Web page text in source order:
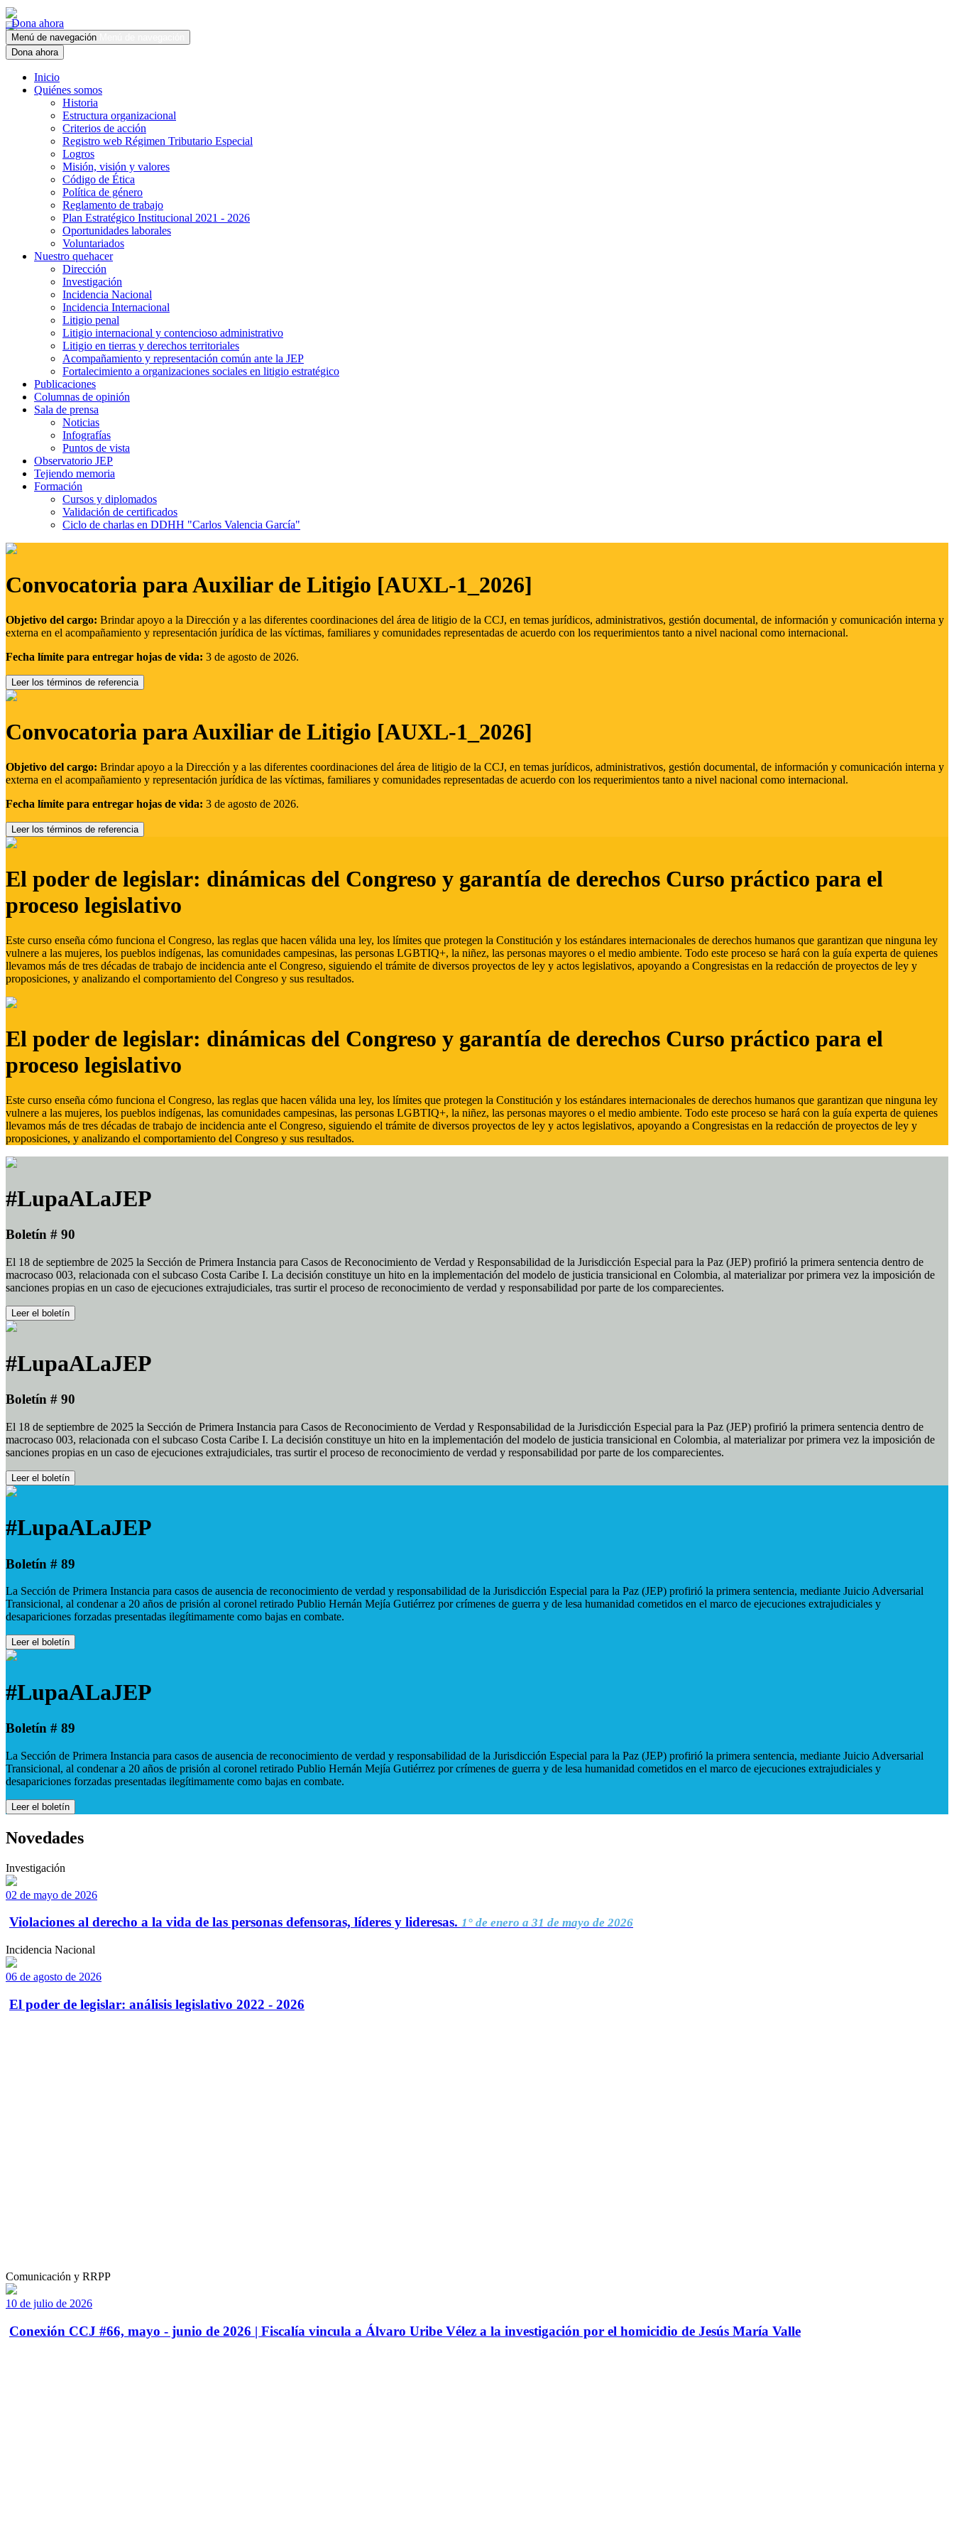
Dona ahora
Menú de navegación
Dona ahora
Inicio
Quiénes somos
Historia
Estructura organizacional
Criterios de acción
Registro web Régimen Tributario Especial
Logros
Misión, visión y valores
Código de Ética
Política de género
Reglamento de trabajo
Plan Estratégico Institucional 2021 - 2026
Oportunidades laborales
Voluntariados
Nuestro quehacer
Dirección
Investigación
Incidencia Nacional
Incidencia Internacional
Litigio penal
Litigio internacional y contencioso administrativo
Litigio en tierras y derechos territoriales
Acompañamiento y representación común ante la JEP
Fortalecimiento a organizaciones sociales en litigio estratégico
Publicaciones
Columnas de opinión
Sala de prensa
Noticias
Infografías
Puntos de vista
Observatorio JEP
Tejiendo memoria
Formación
Cursos y diplomados
Validación de certificados
Ciclo de charlas en DDHH "Carlos Valencia García"
Convocatoria para Auxiliar de Litigio [AUXL-1_2026]
Objetivo del cargo: Brindar apoyo a la Dirección y a las diferentes coordinaciones del área de litigio de la CCJ, en temas jurídicos, administrativos, gestión documental, de información y comunicación interna y
externa en el acompañamiento y representación jurídica de las víctimas, familiares y comunidades representadas de acuerdo con los requerimientos tanto a nivel nacional como internacional.
Fecha límite para entregar hojas de vida: 3 de agosto de 2026.
Leer los términos de referencia
Convocatoria para Auxiliar de Litigio [AUXL-1_2026]
Objetivo del cargo: Brindar apoyo a la Dirección y a las diferentes coordinaciones del área de litigio de la CCJ, en temas jurídicos, administrativos, gestión documental, de información y comunicación interna y
externa en el acompañamiento y representación jurídica de las víctimas, familiares y comunidades representadas de acuerdo con los requerimientos tanto a nivel nacional como internacional.
Fecha límite para entregar hojas de vida: 3 de agosto de 2026.
Leer los términos de referencia
El poder de legislar: dinámicas del Congreso y garantía de derechos Curso práctico para el
proceso legislativo
Este curso enseña cómo funciona el Congreso, las reglas que hacen válida una ley, los límites que protegen la Constitución y los estándares internacionales de derechos humanos que garantizan que ninguna ley
vulnere a las mujeres, los pueblos indígenas, las comunidades campesinas, las personas LGBTIQ+, la niñez, las personas mayores o el medio ambiente. Todo este proceso se hará con la guía experta de quienes
llevamos más de tres décadas de trabajo de incidencia ante el Congreso, siguiendo el trámite de diversos proyectos de ley y actos legislativos, apoyando a Congresistas en la redacción de proyectos de ley y
proposiciones, y analizando el comportamiento del Congreso y sus resultados.
El poder de legislar: dinámicas del Congreso y garantía de derechos Curso práctico para el
proceso legislativo
Este curso enseña cómo funciona el Congreso, las reglas que hacen válida una ley, los límites que protegen la Constitución y los estándares internacionales de derechos humanos que garantizan que ninguna ley
vulnere a las mujeres, los pueblos indígenas, las comunidades campesinas, las personas LGBTIQ+, la niñez, las personas mayores o el medio ambiente. Todo este proceso se hará con la guía experta de quienes
llevamos más de tres décadas de trabajo de incidencia ante el Congreso, siguiendo el trámite de diversos proyectos de ley y actos legislativos, apoyando a Congresistas en la redacción de proyectos de ley y
proposiciones, y analizando el comportamiento del Congreso y sus resultados.
#LupaALaJEP
Boletín # 90
El 18 de septiembre de 2025 la Sección de Primera Instancia para Casos de Reconocimiento de Verdad y Responsabilidad de la Jurisdicción Especial para la Paz (JEP) profirió la primera sentencia dentro de
macrocaso 003, relacionada con el subcaso Costa Caribe I. La decisión constituye un hito en la implementación del modelo de justicia transicional en Colombia, al materializar por primera vez la imposición de
sanciones propias en un caso de ejecuciones extrajudiciales, tras surtir el proceso de reconocimiento de verdad y responsabilidad por parte de los comparecientes.
Leer el boletín
#LupaALaJEP
Boletín # 90
El 18 de septiembre de 2025 la Sección de Primera Instancia para Casos de Reconocimiento de Verdad y Responsabilidad de la Jurisdicción Especial para la Paz (JEP) profirió la primera sentencia dentro de
macrocaso 003, relacionada con el subcaso Costa Caribe I. La decisión constituye un hito en la implementación del modelo de justicia transicional en Colombia, al materializar por primera vez la imposición de
sanciones propias en un caso de ejecuciones extrajudiciales, tras surtir el proceso de reconocimiento de verdad y responsabilidad por parte de los comparecientes.
Leer el boletín
#LupaALaJEP
Boletín # 89
La Sección de Primera Instancia para casos de ausencia de reconocimiento de verdad y responsabilidad de la Jurisdicción Especial para la Paz (JEP) profirió la primera sentencia, mediante Juicio Adversarial
Transicional, al condenar a 20 años de prisión al coronel retirado Publio Hernán Mejía Gutiérrez por crímenes de guerra y de lesa humanidad cometidos en el marco de ejecuciones extrajudiciales y
desapariciones forzadas presentadas ilegítimamente como bajas en combate.
Leer el boletín
#LupaALaJEP
Boletín # 89
La Sección de Primera Instancia para casos de ausencia de reconocimiento de verdad y responsabilidad de la Jurisdicción Especial para la Paz (JEP) profirió la primera sentencia, mediante Juicio Adversarial
Transicional, al condenar a 20 años de prisión al coronel retirado Publio Hernán Mejía Gutiérrez por crímenes de guerra y de lesa humanidad cometidos en el marco de ejecuciones extrajudiciales y
desapariciones forzadas presentadas ilegítimamente como bajas en combate.
Leer el boletín
Novedades
Investigación
02 de mayo de 2026
Violaciones al derecho a la vida de las personas defensoras, líderes y lideresas. 1° de enero a 31 de mayo de 2026
Incidencia Nacional
06 de agosto de 2026
El poder de legislar: análisis legislativo 2022 - 2026
Comunicación y RRPP
10 de julio de 2026
Conexión CCJ #66, mayo - junio de 2026 | Fiscalía vincula a Álvaro Uribe Vélez a la investigación por el homicidio de Jesús María Valle